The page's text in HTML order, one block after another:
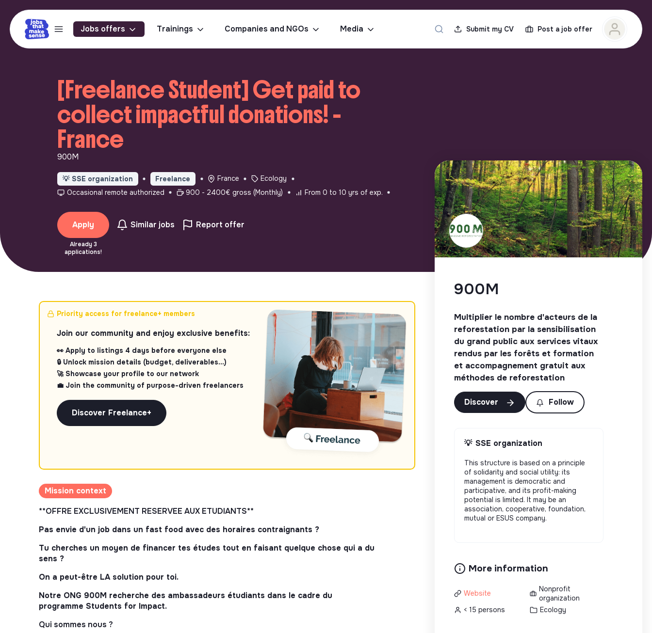
Jobs offers Trainings Companies and NGOs Media Submit my CV Post a job offer
[Freelance Student] Get paid to
collect impactful donations! -
France
900M
💡 SSE organization Freelance France
Ecology
Occasional remote authorized
900 - 2400€ gross (Monthly) From 0 to 10 yrs of exp.
Apply
Already 3
applications!
Similar jobs Report offer
Priority access for freelance+ members
Join our community and enjoy exclusive benefits:
👀 Apply to listings 4 days before everyone else
🔒 Unlock mission details (budget, deliverables...)
🚀 Showcase your profile to our network
💼 Join the community of purpose-driven freelancers
Discover Freelance+
Mission context
**OFFRE EXCLUSIVEMENT RESERVEE AUX ETUDIANTS**
Pas envie d'un job dans un fast food avec des horaires contraignants ?
Tu cherches un moyen de financer tes études tout en faisant quelque chose qui a du
sens ?
On a peut-être LA solution pour toi.
Notre ONG 900M recherche des ambassadeurs étudiants dans le cadre du
programme Students for Impact.
Qui sommes nous ?
900M
Multiplier le nombre d'acteurs de la
reforestation par la sensibilisation
du grand public aux services vitaux
rendus par les forêts et formation
et accompagnement gratuit aux
méthodes de reforestation
Discover Follow
💡 SSE organization
This structure is based on a principle
of solidarity and social utility: its
management is democratic and
participative, and its profit-making
potential is limited. It may be an
association, cooperative, foundation,
mutual or ESUS company.
More information
Website
Nonprofit
organization
< 15 persons
Ecology